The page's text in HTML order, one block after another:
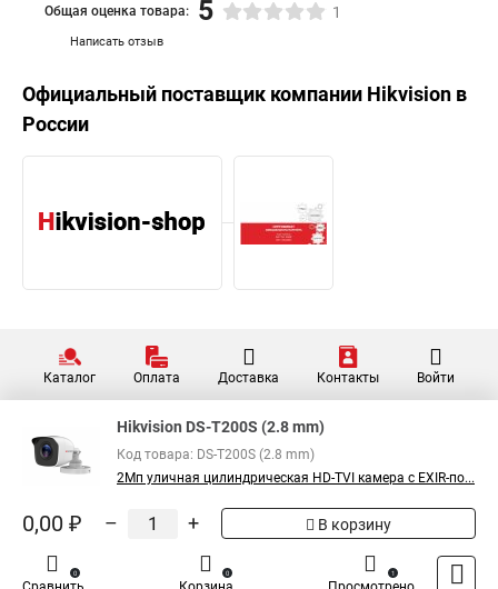
Написать отзыв
Общая оценка товара: 5 1
Официальный поставщик компании Hikvision в
России
Каталог Оплата Доставка Контакты Войти
Hikvision DS-T200S (2.8 mm)
Код товара: DS-T200S (2.8 mm)
2Мп уличная цилиндрическая HD-TVI камера с EXIR-по...
0,00 ₽ – + В корзину
0 0 1